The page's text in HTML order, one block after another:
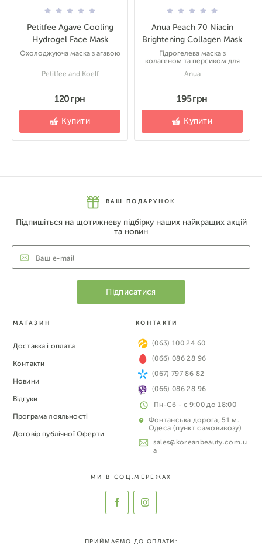
Petitfee Agave Cooling
Hydrogel Face Mask
Охолоджуюча маска з агавою
Petitfee and Koelf
120 грн
Купити
Anua Peach 70 Niacin
Brightening Collagen Mask
Гідрогелева маска з
колагеном та персиком для
Anua
195 грн
Купити
ВАШ ПОДАРУНОК
Підпишіться на щотижневу підбірку наших найкращих акцій
та новин
МАГАЗИН
Доставка і оплата
Контакти
Новини
Відгуки
Програма лояльності
Договір публічної Оферти
КОНТАКТИ
(063) 100 24 60
(066) 086 28 96
(067) 797 86 82
(066) 086 28 96
Пн-Сб - с 9:00 до 18:00
Фонтанська дорога, 51 м.
Одеса (пункт самовивозу)
sales@koreanbeauty.com.u
a
МИ В СОЦ.МЕРЕЖАХ
ПРИЙМАЄМО ДО ОПЛАТИ: